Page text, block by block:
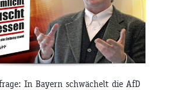
In Bayern schwächelt die AfD